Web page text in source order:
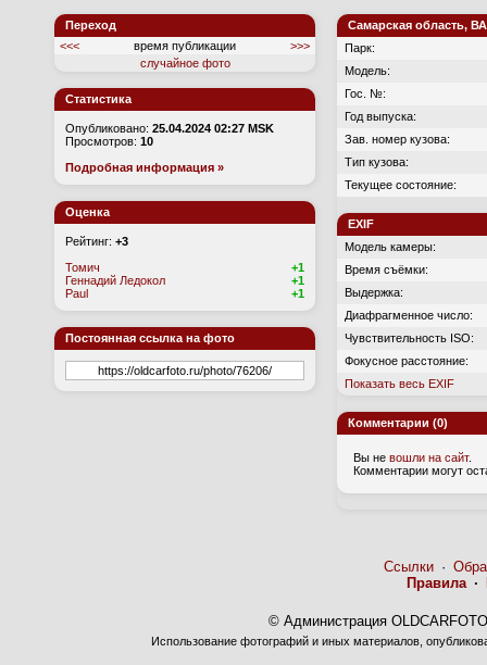
Переход
<<<
время публикации
>>>
случайное фото
Статистика
Опубликовано: 25.04.2024 02:27 MSK
Просмотров: 10
Подробная информация »
Оценка
Рейтинг: +3
Томич
+1
Геннадий Ледокол
+1
Paul
+1
Постоянная ссылка на фото
Самарская область,
Парк:
Модель:
Гос. №:
Год выпуска:
Зав. номер кузова:
Тип кузова:
Текущее состояние:
EXIF
Модель камеры:
Время съёмки:
Выдержка:
Диафрагменное число:
Чувствительность ISO:
Фокусное расстояние:
Показать весь EXIF
Комментарии (0)
Вы не вошли на сайт.
Комментарии могут
Ссылки·
Правила·
© Администрация
Использование фотографий и иных материалов,